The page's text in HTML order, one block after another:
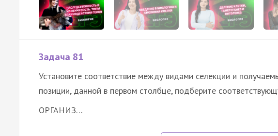
Задача 81
Установите соответствие между видами селекции и
позиции, данной в первом столбце, подберите
ОРГАНИЗ…